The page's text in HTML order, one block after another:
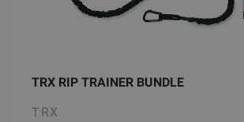
TRX RIP TRAINER BUNDLE
TRX